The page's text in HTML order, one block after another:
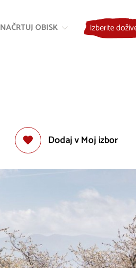
NAČRTUJ OBISK Izberite
Dodaj v Moj izbor